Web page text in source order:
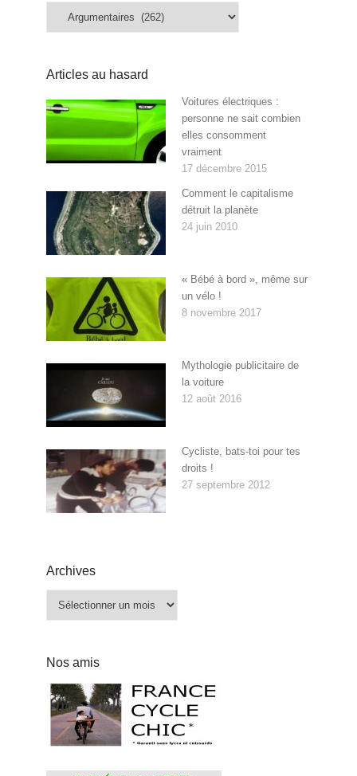
Articles au hasard
Voitures électriques :
personne ne sait combien
elles consomment
vraiment
17 décembre 2015
Comment le capitalisme
détruit la planète
24 juin 2010
« Bébé à bord », même sur
un vélo !
8 novembre 2017
Mythologie publicitaire de
la voiture
12 août 2016
Cycliste, bats-toi pour tes
droits !
27 septembre 2012
Archives
Nos amis